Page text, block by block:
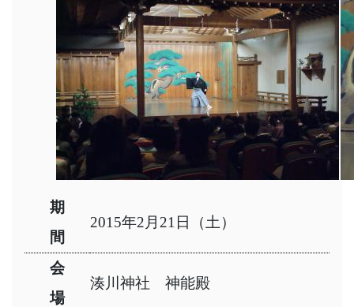
期
間
2015年2月21日（土）
会
場
湊川神社 神能殿